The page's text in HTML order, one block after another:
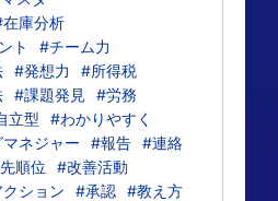
庫分析
ト
#チーム力
#発想力
#所得税
#課題発見
#労務
立型
#わかりやすく
ネジャー #報告 #連絡
順位
#改善活動
ション #承認 #教え方